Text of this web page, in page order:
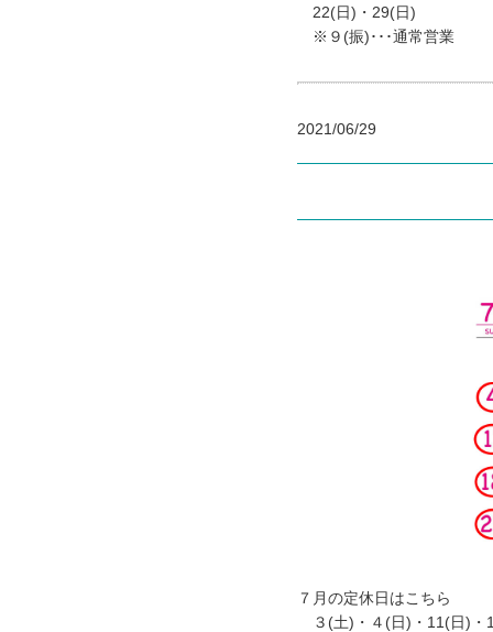
22(日)・29(日)
※９(振)･･･通常営業
2021/06/29
７月の定休日はこちら
３(土)・４(日)・11(日)・